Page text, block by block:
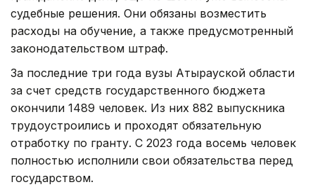
судебные решения. Они обязаны возместить
расходы на обучение, а также предусмотренный
законодательством штраф.
За последние три года вузы Атырауской области
за счет средств государственного бюджета
окончили 1489 человек. Из них 882 выпускника
трудоустроились и проходят обязательную
отработку по гранту. С 2023 года восемь человек
полностью исполнили свои обязательства перед
государством.